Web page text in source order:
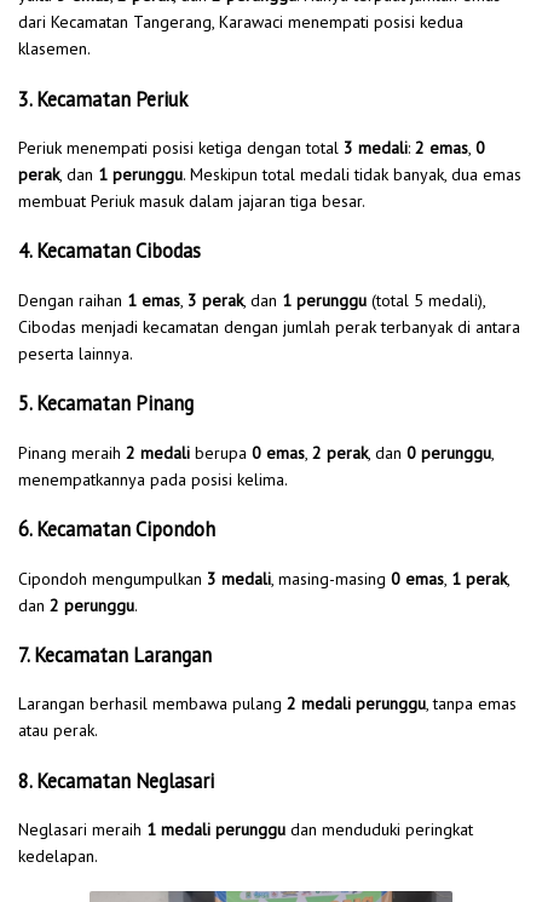
dari Kecamatan Tangerang, Karawaci menempati posisi kedua
klasemen.
3. Kecamatan Periuk
Periuk menempati posisi ketiga dengan total 3 medali: 2 emas, 0
perak, dan 1 perunggu. Meskipun total medali tidak banyak, dua emas
membuat Periuk masuk dalam jajaran tiga besar.
4. Kecamatan Cibodas
Dengan raihan 1 emas, 3 perak, dan 1 perunggu (total 5 medali),
Cibodas menjadi kecamatan dengan jumlah perak terbanyak di antara
peserta lainnya.
5. Kecamatan Pinang
Pinang meraih 2 medali berupa 0 emas, 2 perak, dan 0 perunggu,
menempatkannya pada posisi kelima.
6. Kecamatan Cipondoh
Cipondoh mengumpulkan 3 medali , masing-masing 0 emas 1 perak,
dan 2 perunggu.
7. Kecamatan Larangan
Larangan berhasil membawa pulang 2 medali perunggu, tanpa emas
atau perak.
8. Kecamatan Neglasari
Neglasari meraih 1 medali perunggu dan menduduki peringkat
kedelapan.